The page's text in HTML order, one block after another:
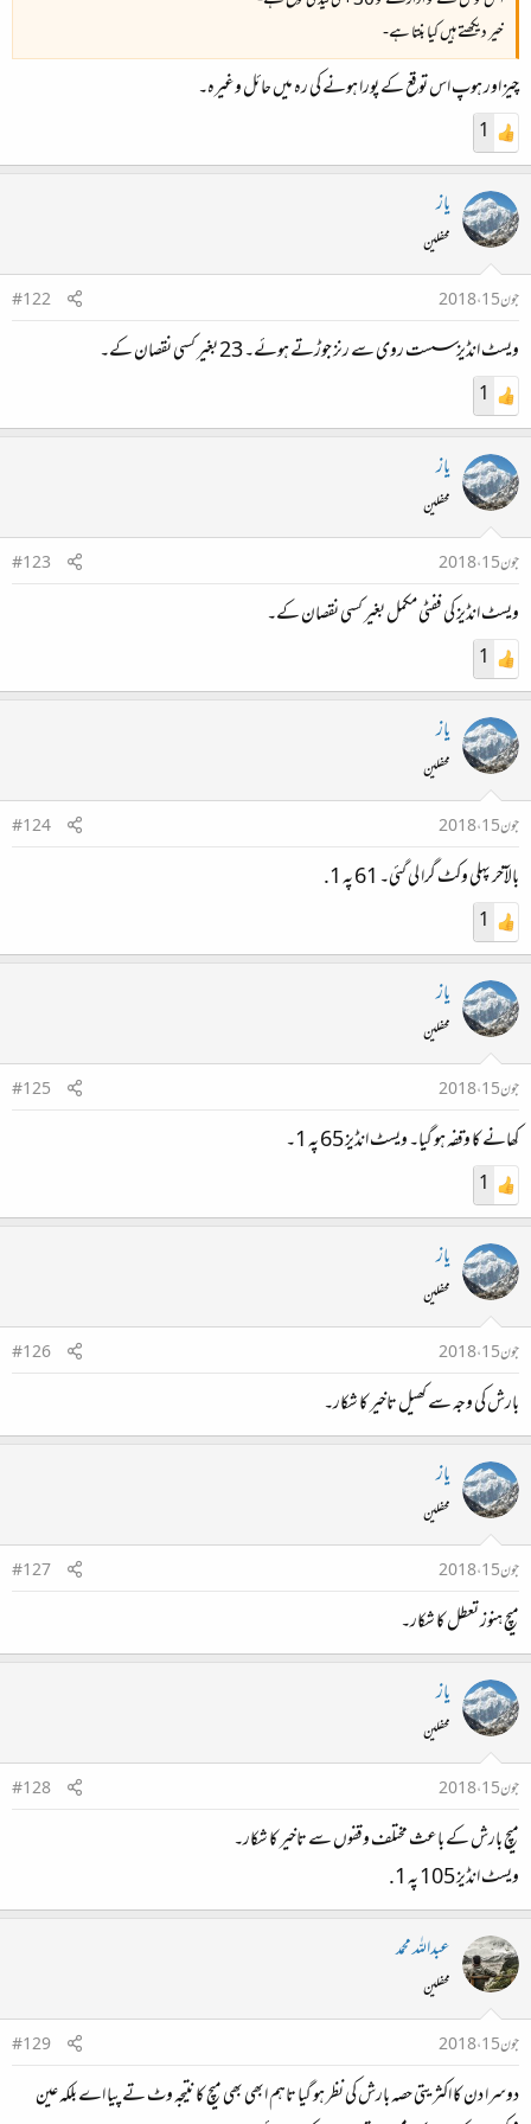
خیر دیکھتے ہیں کیا بنتا ہے-
چیز اور ہوپ اس توقع کے پورا ہونے کی رہ میں حائل وغیرہ۔
1
یاز
محفلین
جون 15، 2018
#122
ویسٹ انڈیز سست روی سے رنز جوڑتے ہوئے۔ 23 بغیر کسی نقصان کے۔
1
یاز
محفلین
جون 15، 2018
#123
ویسٹ انڈیز کی ففٹی مکمل بغیر کسی نقصان کے۔
1
یاز
محفلین
جون 15، 2018
#124
بالآخر پہلی وکٹ گرا لی گئی۔ 61 پہ 1.
1
یاز
محفلین
جون 15، 2018
#125
کھانے کا وقفہ ہو گیا۔ ویسٹ انڈیز 65 پہ 1۔
1
یاز
محفلین
جون 15، 2018
#126
بارش کی وجہ سے کھیل تاخیر کا شکار۔
یاز
محفلین
جون 15، 2018
#127
میچ ہنوز تعطل کا شکار۔
یاز
محفلین
جون 15، 2018
#128
میچ بارش کے باعث مختلف وقفوں سے تاخیر کا شکار۔
ویسٹ انڈیز 105 پہ 1.
عبداللہ محمد
محفلین
جون 15، 2018
#129
دوسرا دن کا اکثریتی حصہ بارش کی نظر ہو گیا تاہم ابھی بھی میچ کا نتیجہ وٹ تے پیا اے بلکہ عین